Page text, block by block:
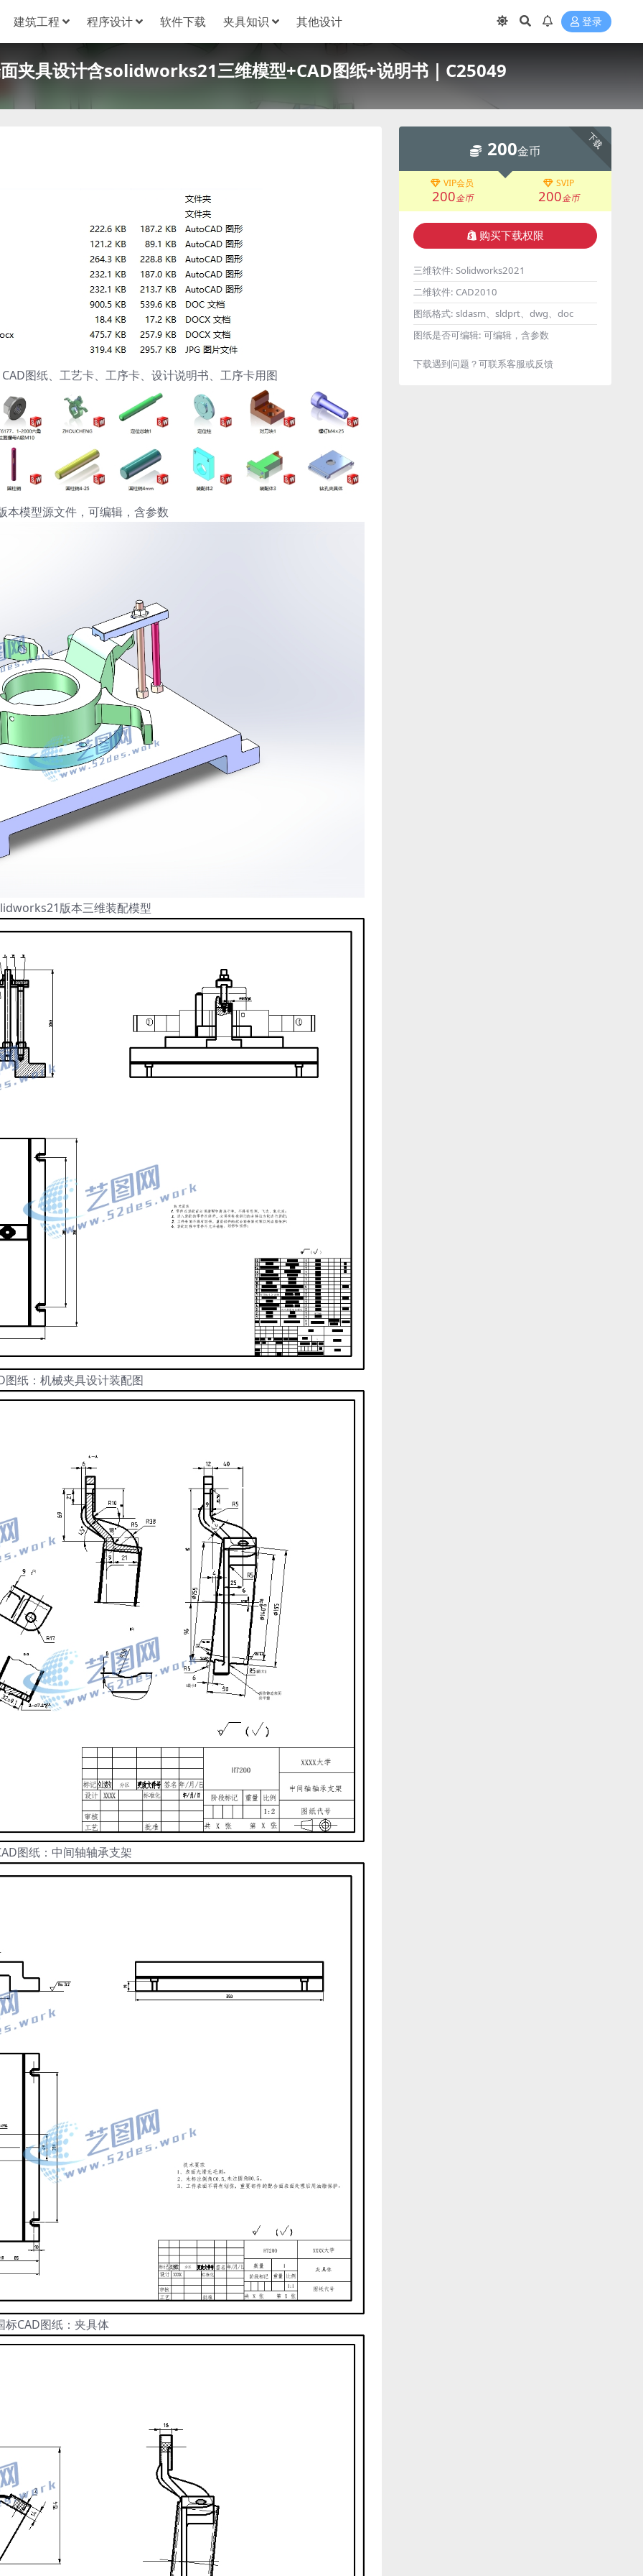
建筑工程 程序设计 软件下载 夹具知识 其他设计 登录
夹具设计含solidworks21三维模型+CAD图纸+说明书｜C25049
图纸、工艺卡、工序卡、设计说明书、工序卡用图
模型源文件，可编辑，含参数
版本三维装配模型
图纸：机械夹具设计装配图
图纸：中间轴轴承支架
标CAD图纸：夹具体
下载
200金币
VIP会员
200金币
SVIP
200金币
购买下载权限
三维软件: Solidworks2021
二维软件: CAD2010
图纸格式: sldasm、sldprt、dwg、doc
图纸是否可编辑: 可编辑，含参数
下载遇到问题？可联系客服或反馈